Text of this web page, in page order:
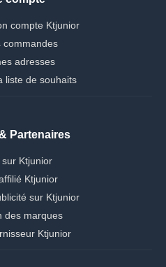
compte Ktjunior
commandes
adresses
liste de souhaits
Partenaires
Ktjunior
Ktjunior
sur Ktjunior
des marques
Ktjunior